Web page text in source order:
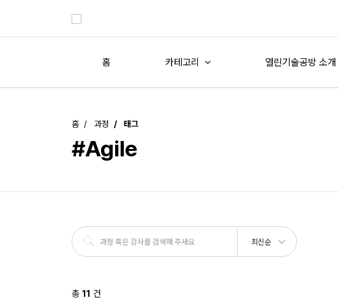
홈 카테고리 열린기술공방 소개
홈 과정 태그
#Agile
최신순
총 11 건